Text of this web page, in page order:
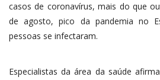
casos de coronavírus, mais do que
de agosto, pico da pandemia no
pessoas se infectaram.
Especialistas da área da saúde